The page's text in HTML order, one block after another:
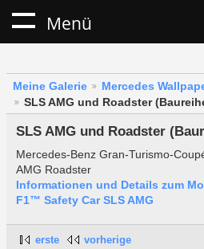
Menü
Meine Galerie Mercedes
SLS AMG und Roadster
SLS AMG und Roadster
Mercedes-Benz Gran-Turismo-
AMG Roadster
Informationen und Details zum
F1™ Safety Car SLS AMG
erste vorherige